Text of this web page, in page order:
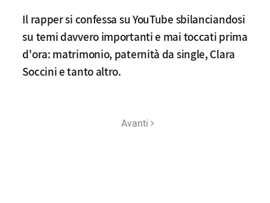
Il rapper si confessa su YouTube sbilanciandosi
su temi davvero importanti e mai toccati prima
d'ora: matrimonio, paternità da single, Clara
Soccini e tanto altro.
Avanti